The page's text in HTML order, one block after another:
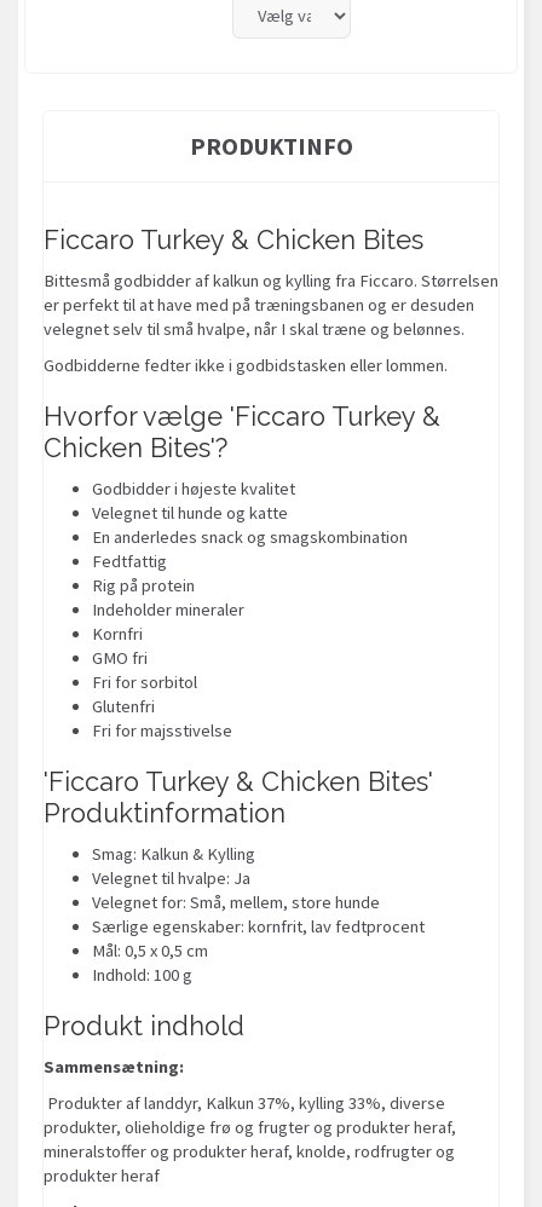
PRODUKTINFO
Ficcaro Turkey & Chicken Bites
Bittesmå godbidder af kalkun og kylling fra Ficcaro. Størrelsen
er perfekt til at have med på træningsbanen og er desuden
velegnet selv til små hvalpe, når I skal træne og belønnes.
Godbidderne fedter ikke i godbidstasken eller lommen.
Hvorfor vælge 'Ficcaro Turkey &
Chicken Bites'?
Godbidder i højeste kvalitet
Velegnet til hunde og katte
En anderledes snack og smagskombination
Fedtfattig
Rig på protein
Indeholder mineraler
Kornfri
GMO fri
Fri for sorbitol
Glutenfri
Fri for majsstivelse
'Ficcaro Turkey & Chicken Bites'
Produktinformation
Smag: Kalkun & Kylling
Velegnet til hvalpe: Ja
Velegnet for: Små, mellem, store hunde
Særlige egenskaber: kornfrit, lav fedtprocent
Mål: 0,5 x 0,5 cm
Indhold: 100 g
Produkt indhold
Sammensætning:
Produkter af landdyr, Kalkun 37%, kylling 33%, diverse
produkter, olieholdige frø og frugter og produkter heraf,
mineralstoffer og produkter heraf, knolde, rodfrugter og
produkter heraf